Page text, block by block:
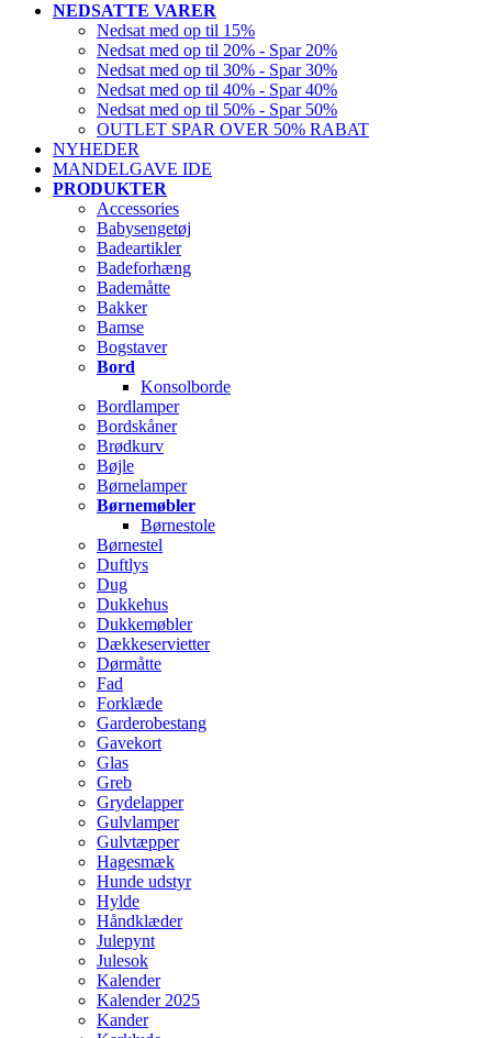
NEDSATTE VARER
Nedsat med op til 15%
Nedsat med op til 20% - Spar 20%
Nedsat med op til 30% - Spar 30%
Nedsat med op til 40% - Spar 40%
Nedsat med op til 50% - Spar 50%
OUTLET SPAR OVER 50% RABAT
NYHEDER
MANDELGAVE IDE
PRODUKTER
Accessories
Babysengetøj
Badeartikler
Badeforhæng
Bademåtte
Bakker
Bamse
Bogstaver
Bord
Konsolborde
Bordlamper
Bordskåner
Brødkurv
Bøjle
Børnelamper
Børnemøbler
Børnestole
Børnestel
Duftlys
Dug
Dukkehus
Dukkemøbler
Dækkeservietter
Dørmåtte
Fad
Forklæde
Garderobestang
Gavekort
Glas
Greb
Grydelapper
Gulvlamper
Gulvtæpper
Hagesmæk
Hunde udstyr
Hylde
Håndklæder
Julepynt
Julesok
Kalender
Kalender 2025
Kander